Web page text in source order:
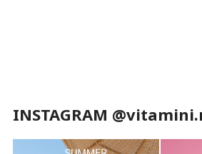
INSTAGRAM